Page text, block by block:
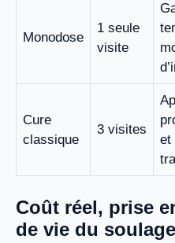
Monodose
1 seule
visite
Cure
classique
3 visites
et
Coût réel, prise
de vie du